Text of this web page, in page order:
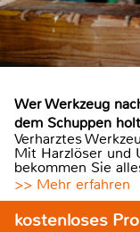
Wer Werkzeug
dem Schuppen
Verharztes
Mit Harzlöser und
bekommen Sie
>> Mehr erfahren
kostenloses